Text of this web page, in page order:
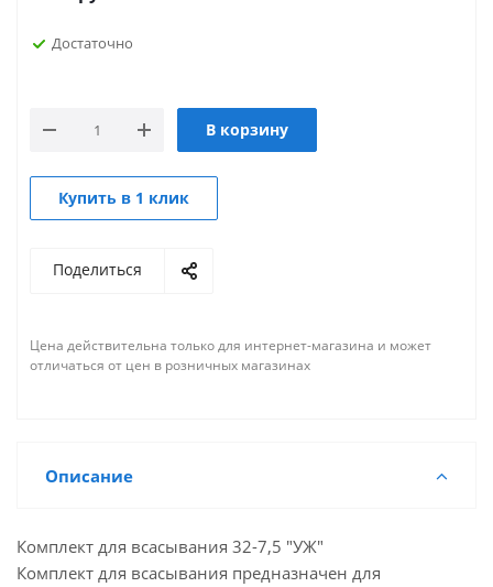
Достаточно
В корзину
Купить в 1 клик
Поделиться
Цена действительна только для интернет-магазина и может
отличаться от цен в розничных магазинах
Описание
Комплект для всасывания 32-7,5 "УЖ"
Комплект для всасывания предназначен для